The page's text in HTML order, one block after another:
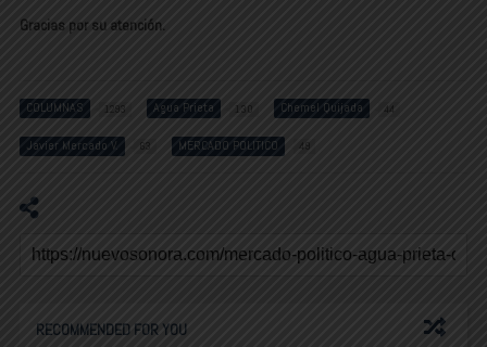
Gracias por su atención.
COLUMNAS 1293 Agua Prieta 130 Chemel Quijada 44
Javier Mercado V. 63 MERCADO POLITICO 49
RECOMMENDED FOR YOU